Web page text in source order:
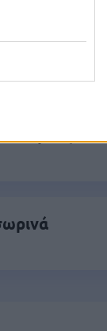
από το 2027